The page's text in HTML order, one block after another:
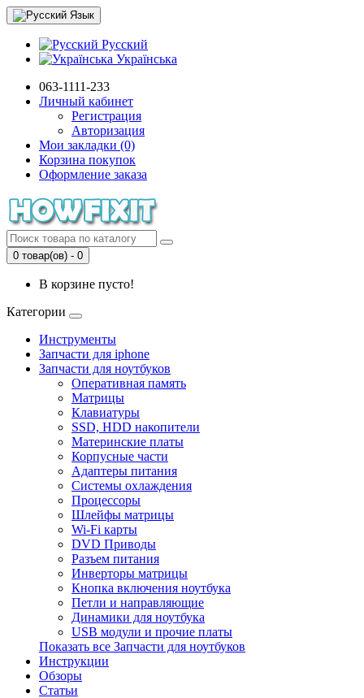
Язык
Русский
Українська
063-1111-233
Личный кабинет
Регистрация
Авторизация
Мои закладки (0)
Корзина покупок
Оформление заказа
0 товар(ов) - 0
В корзине пусто!
Категории
Инструменты
Запчасти для iphone
Запчасти для ноутбуков
Оперативная память
Матрицы
Клавиатуры
SSD, HDD накопители
Материнские платы
Корпусные части
Адаптеры питания
Системы охлаждения
Процессоры
Шлейфы матрицы
Wi-Fi карты
DVD Приводы
Разъем питания
Инверторы матрицы
Кнопка включения ноутбука
Петли и направляющие
Динамики для ноутбука
USB модули и прочие платы
Показать все Запчасти для ноутбуков
Инструкции
Обзоры
Статьи